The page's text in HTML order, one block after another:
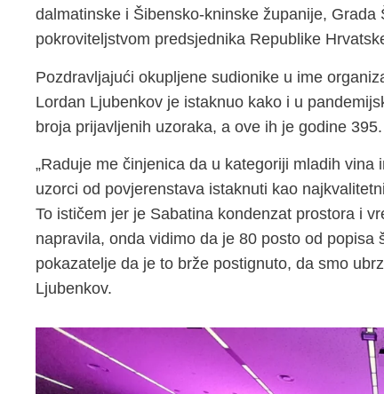
dalmatinske i Šibensko-kninske županije,
pokroviteljstvom predsjednika Republike
Pozdravljajući okupljene sudionike u ime
Lordan Ljubenkov je istaknuo kako i u
broja prijavljenih uzoraka, a ove ih je godine 395.
„Raduje me činjenica da u kategoriji mladih
uzorci od povjerenstava istaknuti kao
To ističem jer je Sabatina kondenzat prostora i
napravila, onda vidimo da je 80 posto od
pokazatelje da je to brže postignuto, da smo
Ljubenkov.